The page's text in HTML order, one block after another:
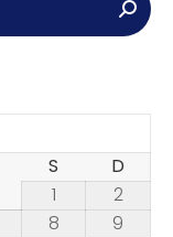
S
D
1
2
8
9